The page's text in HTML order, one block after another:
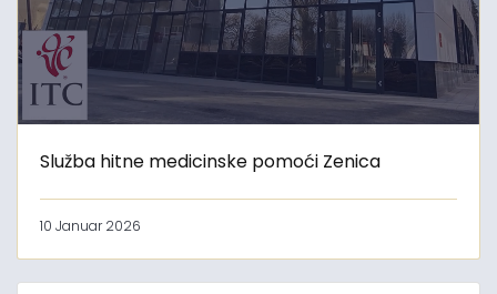
Služba hitne medicinske pomoći Zenica
10 Januar 2026